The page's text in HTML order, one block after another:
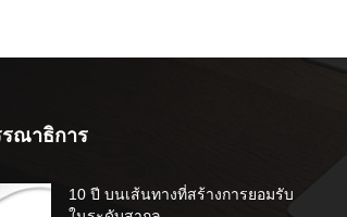
ณาธิการ
10 ปี บนเส้นทางที่สร้างการยอมรับ